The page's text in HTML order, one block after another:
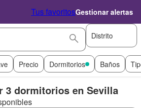
Tus favoritosGestionar alertas
Distrito
Precio Dormitorios Baños
3 dormitorios en Sevilla